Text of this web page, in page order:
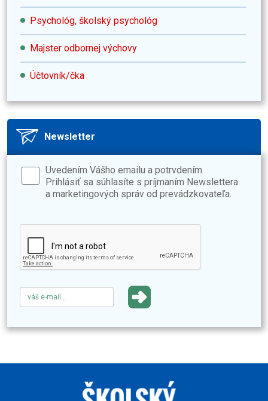
Psychológ, školský psychológ
Majster odbornej výchovy
Účtovník/čka
Newsletter
Uvedením Vášho emailu a potrvdením
Prihlásiť sa súhlasíte s príjmaním Newslettera
a marketingových správ od prevádzkovateľa.